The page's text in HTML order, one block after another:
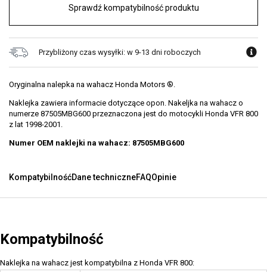
Sprawdź kompatybilność produktu
Przybliżony czas wysyłki: w 9-13 dni roboczych
Oryginalna nalepka na wahacz Honda Motors ®.
Naklejka zawiera informacie dotyczące opon. Nakeljka na wahacz o
numerze 87505MBG600 przeznaczona jest do motocykli Honda VFR 800
z lat 1998-2001.
Numer OEM naklejki na wahacz: 87505MBG600
KompatybilnośćDane techniczneFAQOpinie
Kompatybilność
Naklejka na wahacz jest kompatybilna z Honda VFR 800: